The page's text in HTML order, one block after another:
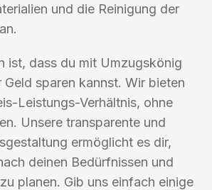
und die Reinigung der
ist, dass du mit Umzugskönig
Geld sparen kannst. Wir bieten
Leistungs-Verhältnis, ohne
Unsere transparente und
ermöglicht es dir,
deinen Bedürfnissen und
planen. Gib uns einfach einige